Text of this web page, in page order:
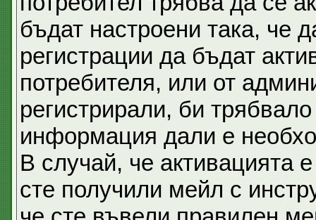
бъдат настроени така, че
регистрации да бъдат
потребителя, или от
регистрирали, би
информация дали е
В случай, че активацията
сте получили мейл с